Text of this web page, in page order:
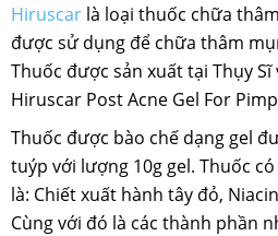
Hiruscar là loại thuốc chữa
được sử dụng để chữa thâm
Thuốc được sản xuất tại Thụy Sĩ
Hiruscar Post Acne Gel For
Thuốc được bào chế dạng gel
tuýp với lượng 10g gel. Thuốc
là: Chiết xuất hành tây đỏ,
Cùng với đó là các thành phần